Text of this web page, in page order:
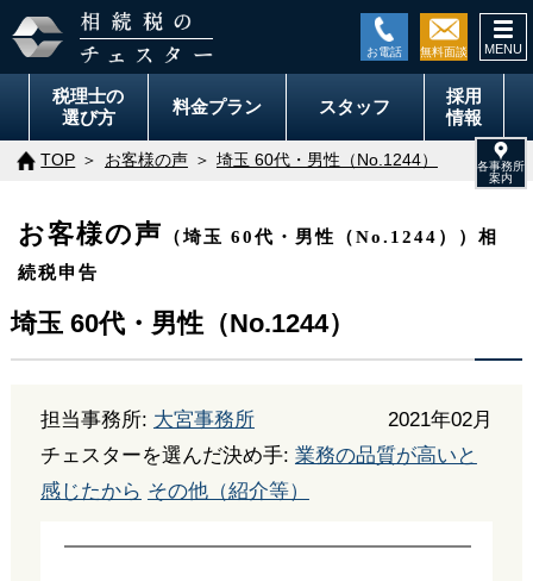
税理士の
選び方
料金プラン スタッフ
採用
情報
TOP お客様の声 埼玉 60代・男性（No.1244）
お客様の声
（埼玉 60代・男性（No.1244））相
続税申告
埼玉 60代・男性（No.1244）
担当事務所: 大宮事務所
2021年02月
チェスターを選んだ決め手: 業務の品質が高いと
感じたから その他（紹介等）